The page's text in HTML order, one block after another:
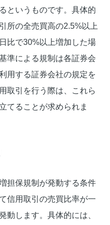
というものです。具体的
所の全売買高の2.5%以上
比で30%以上増加した場
準による規制は各証券会
用する証券会社の規定を
取引を行う際は、これら
てることが求められま
担保規制が発動する条件
信用取引の売買比率が一
動します。具体的には、